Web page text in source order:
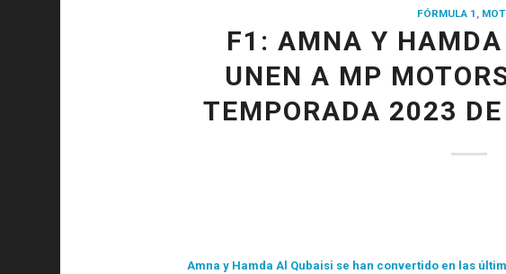
FÓRMULA 1 ,
F1: AMNA Y
UNEN A MP
TEMPORADA 2023
Amna y Hamda Al Qubaisi se han convertido en las